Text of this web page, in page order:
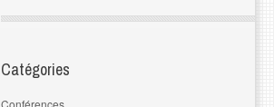
Catégories
Conférences